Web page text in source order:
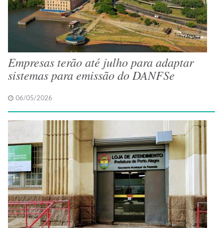
Empresas terão até julho para adaptar
sistemas para emissão do DANFSe
06/05/2026